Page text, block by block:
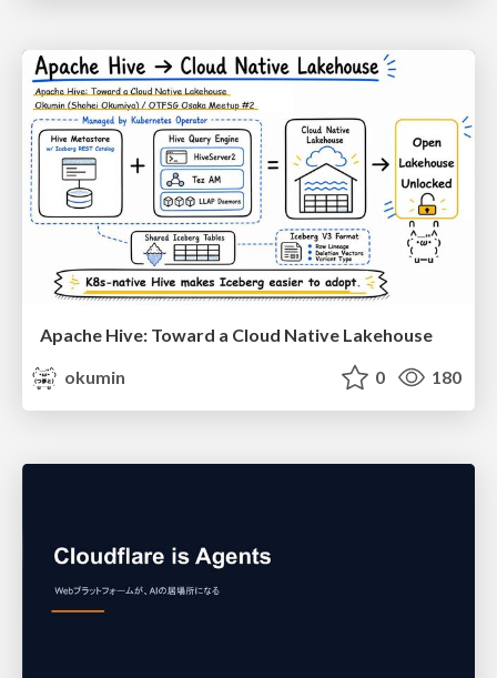
Apache Hive: Toward a Cloud Native Lakehouse
okumin
0 180